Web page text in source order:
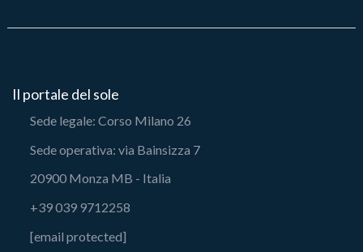
Il portale del sole
Sede legale: Corso Milano 26
Sede operativa: via Bainsizza 7
20900 Monza MB - Italia
+39 039 9712258
[email protected]